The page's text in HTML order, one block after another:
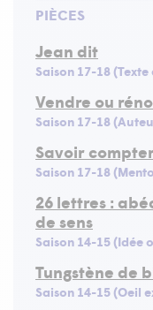
PIÈCES
Jean dit
Saison 17-18
Vendre ou
Saison 17-18
Savoir
Saison 17-18
26 lettres :
de sens
Saison 14-15 (Idée
Tungstène de
Saison 14-15 (Oeil